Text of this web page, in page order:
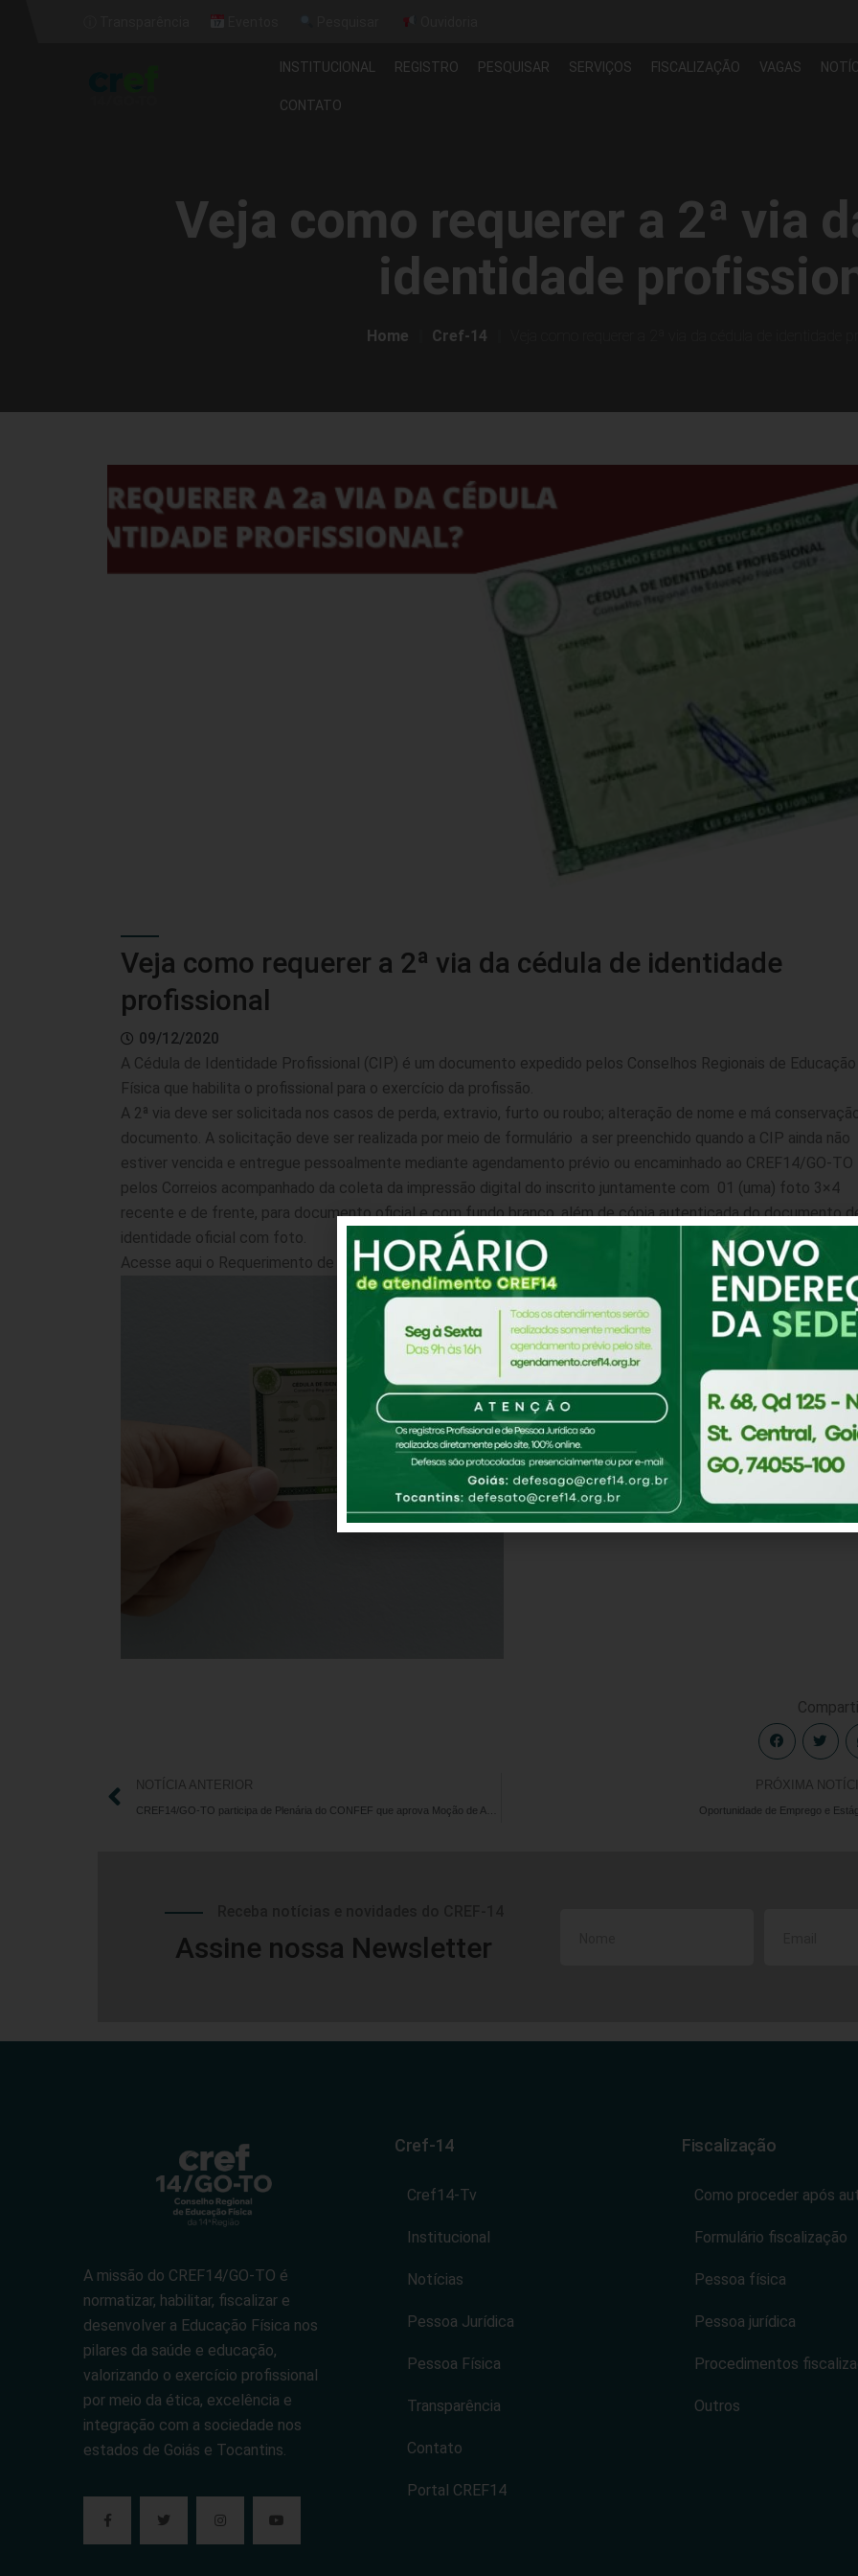
INSTITUCIONAL REGISTRO PESQUISAR SERVIÇOS FISCALIZAÇÃO VAGAS
CONTATO
Veja como requerer a 2ª via
identidade
Home Cref-14
Veja como requerer a 2ª via da cédula de identidade
profissional
09/12/2020
A Cédula de Identidade Profissional (CIP) é um documento expedido pelos Conselhos Regionais de Educação
Física que habilita o profissional para o exercício da profissão.
A 2ª via deve ser solicitada nos casos de perda, extravio, furto ou roubo; alteração de nome e má
documento. A solicitação deve ser realizada por meio de formulário a ser preenchido quando a CIP ainda não
estiver vencida e entregue pessoalmente mediante agendamento prévio ou encaminhado ao CREF14/GO-TO
pelos Correios acompanhado da coleta da impressão digital do inscrito juntamente com 01 (uma) foto 3×4
recente e de frente, para documento oficial e com fundo branco, além de cópia autenticada do documento
identidade oficial com foto.
Acesse aqui o Requerimento de Emissão da 2ª Via da Cédula de Identidade Profissional
NOTÍCIA ANTERIOR PRÓXIMA
Oportunidade de Emprego e
Assine nossa Newsletter
A missão do CREF14/GO-TO é
normatizar, habilitar, fiscalizar e
desenvolver a Educação Física nos
pilares da saúde e educação,
valorizando o exercício profissional
por meio da ética, excelência e
integração com a sociedade nos
estados de Goiás e Tocantins.
Cref-14
Cref14-Tv
Institucional
Notícias
Pessoa Jurídica
Pessoa Física
Transparência
Contato
Portal CREF14
Fiscalização
Como proceder após
Formulário fiscalização
Pessoa física
Pessoa jurídica
Procedimentos
Outros